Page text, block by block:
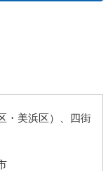
・美浜区）、四街